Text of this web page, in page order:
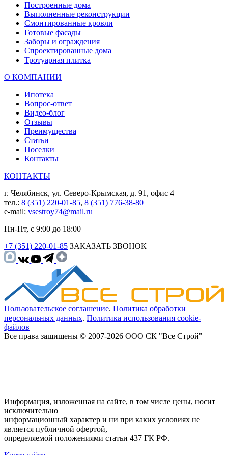
Построенные дома
Выполненные реконструкции
Смонтированные кровли
Готовые фасады
Заборы и ограждения
Спроектированные дома
Тротуарная плитка
О КОМПАНИИ
Ипотека
Вопрос-ответ
Видео-блог
Отзывы
Преимущества
Статьи
Поселки
Контакты
КОНТАКТЫ
г. Челябинск, ул. Северо-Крымская, д. 91, офис 4
тел.: 8 (351) 220-01-85, 8 (351) 776-38-80
e-mail: vsestroy74@mail.ru
Пн-Пт, с 9:00 до 18:00
+7 (351) 220-01-85 ЗАКАЗАТЬ ЗВОНОК
Пользовательское соглашение. Политика обработки
персональных данных. Политика использования cookie-
файлов
Все права защищены © 2007-2026 ООО СК "Все Строй"
Информация, изложенная на сайте, в том числе цены, носит
исключительно
информационный характер и ни при каких условиях не
является публичной офертой,
определяемой положениями статьи 437 ГК РФ.